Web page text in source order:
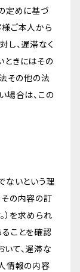
定めに基づ
ご本人から
し、遅滞なく
ときにはその
その他の法
場合は、この
ないという理
の内容の訂
）を求められ
ことを確認
て、遅滞な
情報の内容